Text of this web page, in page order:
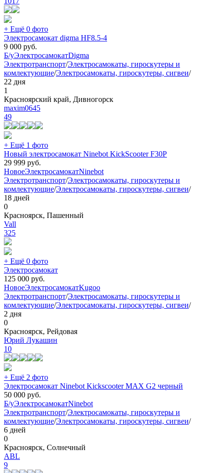
+ Ещё 0 фото
Электросамокат digma HF8.5-4
9 000 руб.
Б/уЭлектросамокатDigma
Электротранспорт/Электросамокаты, гироскутеры и
комлектующие/Электросамокаты, гироскутеры, сигвеи/
22 дня
1
Красноярский край, Дивногорск
maxim0645
49
+ Ещё 1 фото
Новый электросамокат Ninebot KickScooter F30P
29 999 руб.
НовоеЭлектросамокатNinebot
Электротранспорт/Электросамокаты, гироскутеры и
комлектующие/Электросамокаты, гироскутеры, сигвеи/
18 дней
0
Красноярск, Пашенный
Vall
325
+ Ещё 0 фото
Электросамокат
125 000 руб.
НовоеЭлектросамокатKugoo
Электротранспорт/Электросамокаты, гироскутеры и
комлектующие/Электросамокаты, гироскутеры, сигвеи/
2 дня
0
Красноярск, Рейдовая
Юрий Лукашин
10
+ Ещё 2 фото
Электросамокат Ninebot Kickscooter MAX G2 черный
50 000 руб.
Б/уЭлектросамокатNinebot
Электротранспорт/Электросамокаты, гироскутеры и
комлектующие/Электросамокаты, гироскутеры, сигвеи/
6 дней
0
Красноярск, Солнечный
ABL
9